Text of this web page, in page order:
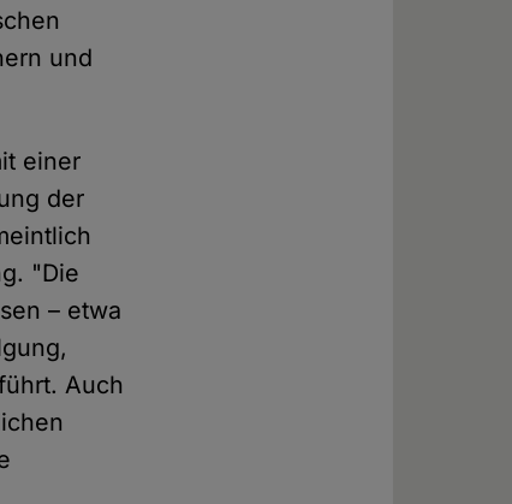
und
einer
der
"Die
– etwa
Auch